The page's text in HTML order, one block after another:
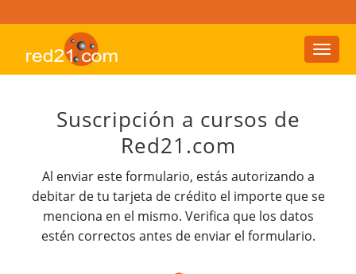
Toggle
Suscripción a cursos de
Red21.com
Al enviar este formulario, estás autorizando a
debitar de tu tarjeta de crédito el importe que se
menciona en el mismo. Verifica que los datos
estén correctos antes de enviar el formulario.